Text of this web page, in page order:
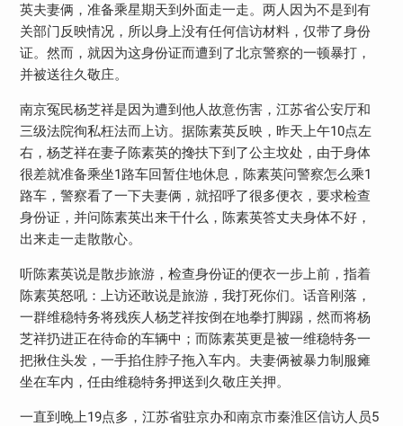
英夫妻俩，准备乘星期天到外面走一走。两人因为不是到有
关部门反映情况，所以身上没有任何信访材料，仅带了身份
证。然而，就因为这身份证而遭到了北京警察的一顿暴打，
并被送往久敬庄。
南京冤民杨芝祥是因为遭到他人故意伤害，江苏省公安厅和
三级法院徇私枉法而上访。据陈素英反映，昨天上午10点左
右，杨芝祥在妻子陈素英的搀扶下到了公主坟处，由于身体
很差就准备乘坐1路车回暂住地休息，陈素英问警察怎么乘1
路车，警察看了一下夫妻俩，就招呼了很多便衣，要求检查
身份证，并问陈素英出来干什么，陈素英答丈夫身体不好，
出来走一走散散心。
听陈素英说是散步旅游，检查身份证的便衣一步上前，指着
陈素英怒吼：上访还敢说是旅游，我打死你们。话音刚落，
一群维稳特务将残疾人杨芝祥按倒在地拳打脚踢，然而将杨
芝祥扔进正在待命的车辆中；而陈素英更是被一维稳特务一
把揪住头发，一手掐住脖子拖入车内。夫妻俩被暴力制服瘫
坐在车内，任由维稳特务押送到久敬庄关押。
一直到晚上19点多，江苏省驻京办和南京市秦淮区信访人员5